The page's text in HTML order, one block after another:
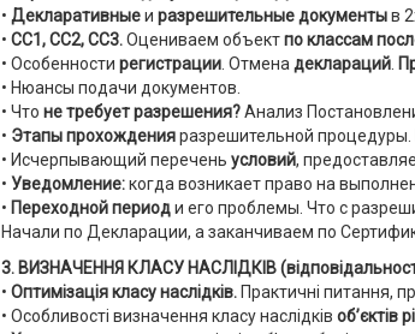
• Декларативныеи разрешительные документыв
• СС1, СС2, СС3.Оцениваем объектпо классам
• Особенности регистрации . Отмена деклараций
• Нюансы подачи документов.
• Что не требует разрешения?Анализ
• Этапы прохожденияразрешительной процедуры.
• Исчерпывающий перечень условий,
• Уведомление:когда возникает право на
• Переходной периоди его проблемы. Что с
Начали по Декларации, а заканчиваем по
3. ВИЗНАЧЕННЯ КЛАСУ НАСЛІДКІВ
• Оптимізація класу наслідків. Практичні питання,
• Особливості визначення класу наслідків об’єктів